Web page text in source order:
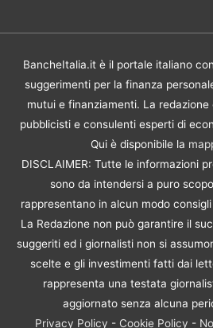
BancheItalia.it è il portale italiano
suggerimenti per la finanza
mutui e finanziamenti. La
pubblicisti e consulenti esperti di
Qui è disponibile la
DISCLAIMER: Tutte le informazioni
sono da intendersi a puro
rappresentano in alcun modo
La Redazione non può garantire il
suggeriti ed i giornalisti non si
scelte e gli investimenti fatti dai
rappresenta una testata
aggiornato senza alcuna
Privacy Policy - Cookie Policy -